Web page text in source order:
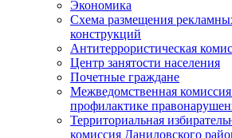
Экономика
Схема размещения
конструкций
Антитеррористическая
Центр занятости населения
Почетные граждане
Межведомственная
профилактике
Территориальная
комиссия Даниловского